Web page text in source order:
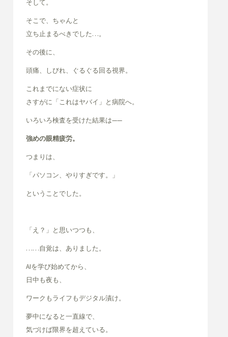
そして。
そこで、ちゃんと
立ち止まるべきでした…。
その後に、
頭痛、しびれ、ぐるぐる回る視界。
これまでにない症状に
さすがに「これはヤバイ」と病院へ。
いろいろ検査を受けた結果は——
強めの眼精疲労。
つまりは、
「パソコン、やりすぎです。」
ということでした。
「え？」と思いつつも、
……自覚は、ありました。
AIを学び始めてから、
日中も夜も、
ワークもライフもデジタル漬け。
夢中になると一直線で、
気づけば限界を超えている。